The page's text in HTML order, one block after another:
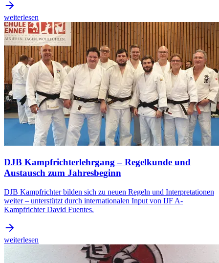
weiterlesen
DJB Kampfrichterlehrgang – Regelkunde und
Austausch zum Jahresbeginn
DJB Kampfrichter bilden sich zu neuen Regeln und Interpretationen
weiter – unterstützt durch internationalen Input von IJF A-
Kampfrichter David Fuentes.
weiterlesen